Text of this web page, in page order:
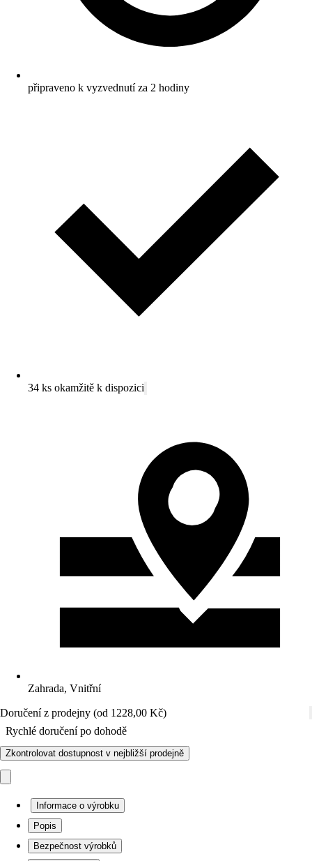
připraveno k vyzvednutí za 2 hodiny
34 ks okamžitě k dispozici
Zahrada, Vnitřní
Doručení z prodejny (od 1228,00 Kč)
Rychlé doručení po dohodě
Zkontrolovat dostupnost v nejbližší prodejně
Informace o výrobku
Popis
Bezpečnost výrobků